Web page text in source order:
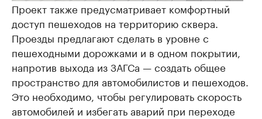
Проект также предусматривает комфортный
доступ пешеходов на территорию сквера.
Проезды предлагают сделать в уровне с
пешеходными дорожками и в одном покрытии,
напротив выхода из ЗАГСа — создать общее
пространство для автомобилистов и пешеходов.
Это необходимо, чтобы регулировать скорость
автомобилей и избегать аварий при переходе